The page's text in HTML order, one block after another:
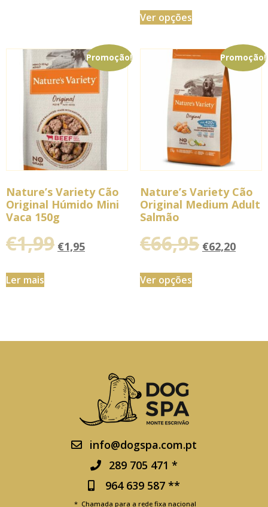
Ver opções
Promoção!
Nature’s Variety Cão
Original Húmido Mini
Vaca 150g
€1,99 €1,95
Ler mais
Promoção!
Nature’s Variety Cão
Original Medium Adult
Salmão
€66,95 €62,20
Ver opções
info@dogspa.com.pt
289 705 471 *
964 639 587 **
* Chamada para a rede fixa nacional